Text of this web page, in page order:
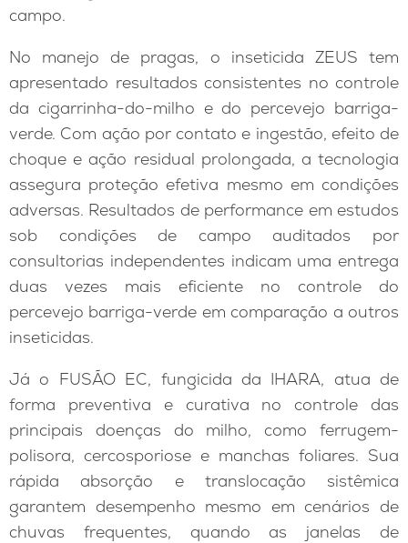
campo.
No manejo de pragas, o inseticida ZEUS tem
apresentado resultados consistentes no controle
da cigarrinha-do-milho e do percevejo barriga-
verde. Com ação por contato e ingestão, efeito de
choque e ação residual prolongada, a tecnologia
assegura proteção efetiva mesmo em condições
adversas. Resultados de performance em estudos
sob condições de campo auditados por
consultorias independentes indicam uma entrega
duas vezes mais eficiente no controle do
percevejo barriga-verde em comparação a outros
inseticidas.
Já o FUSÃO EC, fungicida da IHARA, atua de
forma preventiva e curativa no controle das
principais doenças do milho, como ferrugem-
polisora, cercosporiose e manchas foliares. Sua
rápida absorção e translocação sistêmica
garantem desempenho mesmo em cenários de
chuvas frequentes, quando as janelas de